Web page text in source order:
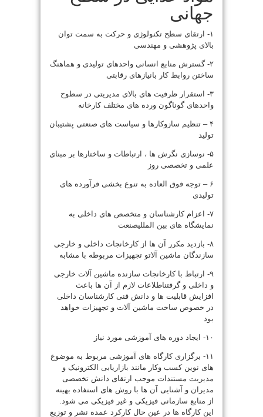
جهانی
۱- ارتقای سطح تکنولوژی و حرکت به سمت توان
بالای پژوهشی و مهندسی
۲- گسترش منابع انسانی واحدهای تولیدی و هماهنگ
ساختن روابط کار بانیازهای رقابتی
۳- استقرار ظرفیت های بالای مدیریتی در سطوح
واحدهای گوناگون ورده های مختلف کارخانه
۴ – تنظیم سازوکارها و سیاست های صنعتی پشتیبان
تولید
۵- نوسازی نگرش ها ، ارتباطات و ساختارها بر مبنای
علمی و تخصصی روز
۶ – توجه فوق العاده به تنوع بخشی فرآورده های
تولیدی
۷- اعزام کارشناسان و متخصص های داخلی به
نمایشگاه های بین المللیصنعت
۸- بازدید مکرر آن ها از کارخانجات داخلی و خارجی
سازندگان ماشین آلاتو تجهیزات مربوطه با مشابه
۹- ارتباط با کارخانجات سازنده ماشین آلات خارجی
و داخلی و گرفتناطلاعات لازم از آن ها باعث
افزایش قابلیت ها و دانش فنی کارشناسان داخلی
در خصوص ساخت ماشین آلات و تجهیزات خواهد
بود
۱۰- ایجاد دوره های آموزشی مورد نیاز
۱۱- برگزاری کارگاه های آموزشی مربوط به موضوع
های نوین کسب وکار مانند بازاریابی الکترونیک و
مدیریت مستندات موجب ارتقای دانش تخصصی
مدیران و آشنایی آن ها با روش های استفاده بهینه
از منابع سازمانی فیزیکی و غیر فیزیکی می شود.
این کارگاه ها در عین حال کارکرد عمده نشر و توزیع